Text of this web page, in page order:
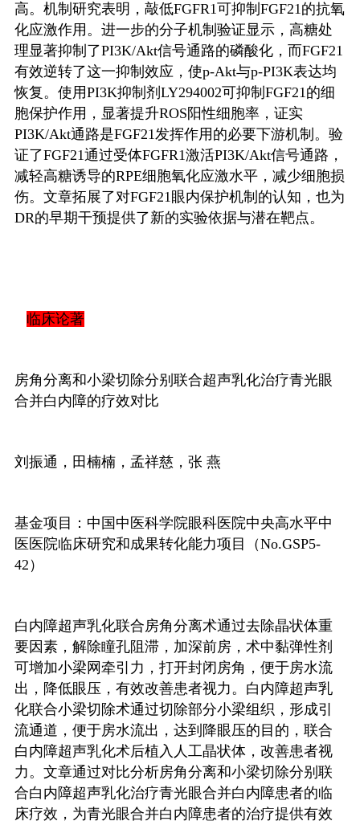
高。机制研究表明，敲低FGFR1可抑制 FGF21的抗氧
化应激作用。进一步的分子机制验证显示，高糖处
理显著抑制了PI3K/Akt信号通路的磷酸化，而FGF21
有效逆转了这一抑制效应，使p-Akt与p-PI3K表达均
恢复。使用PI3K抑制剂 LY294002可抑制 FGF21的细
胞保护作用，显著提升ROS 阳性细胞率，证实
PI3K/Akt通路是FGF21发挥作用的必要下游机制。验
证了FGF21通过受体FGFR1激活PI3K/Akt信号通路，
减轻高糖诱导的RPE细胞氧化应激水平，减少细胞损
伤。文章拓展了对FGF21眼内保护机制的认知，也为
DR的早期干预提供了新的实验依据与潜在靶点。
临床论著
房角分离和小梁切除分别联合超声乳化治疗青光眼
合并白内障的疗效对比
刘振通，田楠楠，孟祥慈，张 燕
基金项目：中国中医科学院眼科医院中央高水平中
医医院临床研究和成果转化能力项目（No.GSP5-
42 ）
白内障超声乳化联合房角分离术通过去除晶状体重
要因素，解除瞳孔阻滞，加深前房，术中黏弹性剂
可增加小梁网牵引力，打开封闭房角，便于房水流
出，降低眼压，有效改善患者视力。白内障超声乳
化联合小梁切除术通过切除部分小梁组织，形成引
流通道，便于房水流出，达到降眼压的目的，联合
白内障超声乳化术后植入人工晶状体，改善患者视
力。文章通过对比分析房角分离和小梁切除分别联
合白内障超声乳化治疗青光眼合并白内障患者的临
床疗效，为青光眼合并白内障患者的治疗提供有效